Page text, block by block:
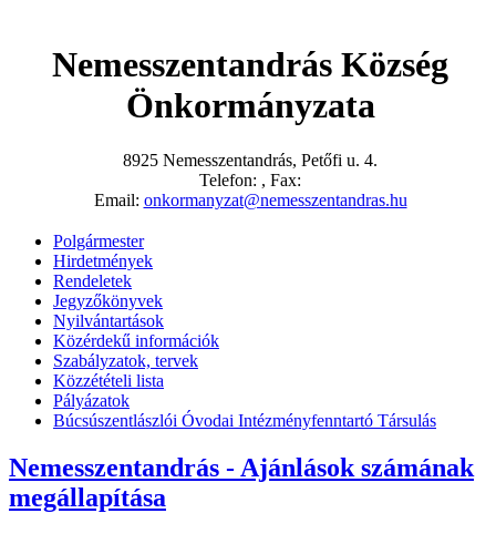
Nemesszentandrás Község
Önkormányzata
8925 Nemesszentandrás, Petőfi u. 4.
Telefon: , Fax:
Email: onkormanyzat@nemesszentandras.hu
Polgármester
Hirdetmények
Rendeletek
Jegyzőkönyvek
Nyilvántartások
Közérdekű információk
Szabályzatok, tervek
Közzétételi lista
Pályázatok
Búcsúszentlászlói Óvodai Intézményfenntartó Társulás
Nemesszentandrás - Ajánlások számának
megállapítása